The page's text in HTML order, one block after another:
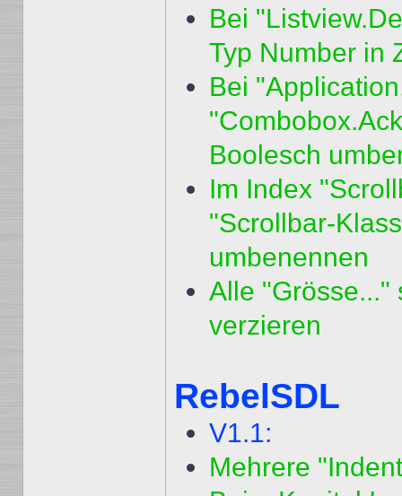
Bei
Typ Number in
Bei
Boolesch
Im Index
"Scrollbar-
umbenennen
Alle "Grösse..."
verzieren
RebelSDL
V1.1:
Mehrere